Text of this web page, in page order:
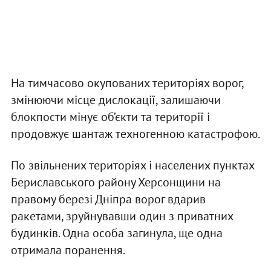
На тимчасово окупованих територіях ворог,
змінюючи місце дислокації, залишаючи
блокпости мінує об’єкти та території і
продовжує шантаж техногенною катастрофою.
По звільнених територіях і населених пунктах
Бериславського району Херсонщини на
правому березі Дніпра ворог вдарив
ракетами, зруйнувавши один з приватних
будинків. Одна особа загинула, ще одна
отримала поранення.